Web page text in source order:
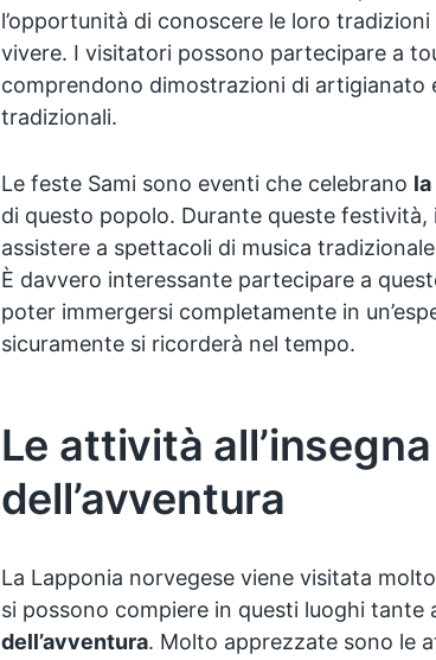
l’opportunità di conoscere le loro
vivere. I visitatori possono partecipare a
comprendono dimostrazioni di artigianato
tradizionali.
Le feste Sami sono eventi che celebrano
di questo popolo. Durante queste
assistere a spettacoli di musica
È davvero interessante partecipare a
poter immergersi completamente in
sicuramente si ricorderà nel tempo.
Le attività all’insegna
dell’avventura
La Lapponia norvegese viene visitata
si possono compiere in questi luoghi tante
dell’avventura. Molto apprezzate sono le